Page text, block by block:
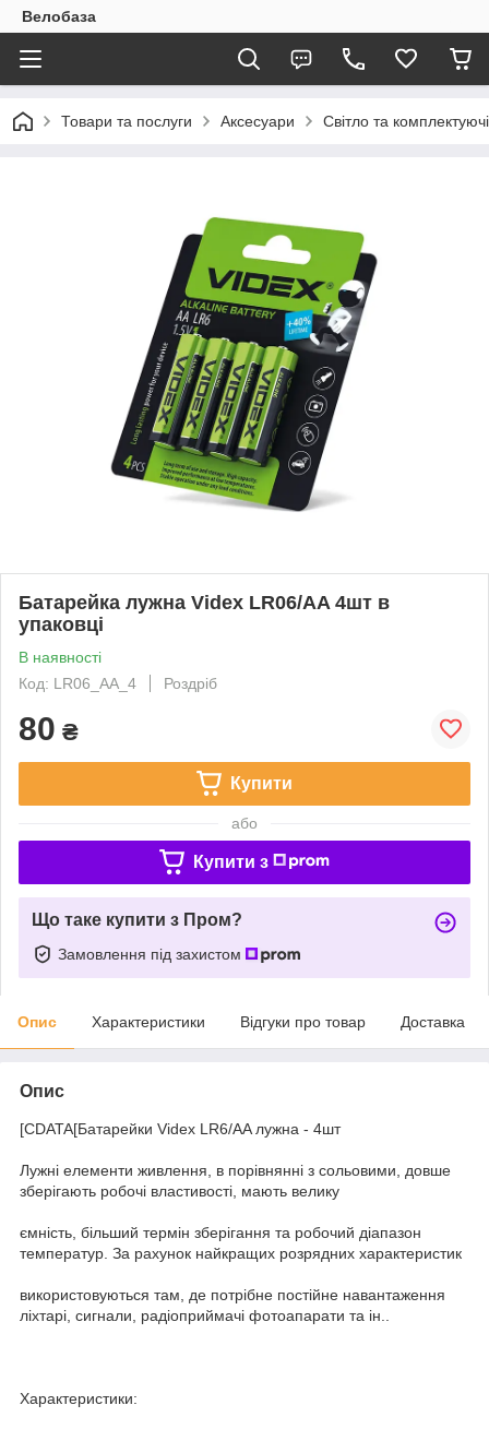
Велобаза
Товари та послуги Аксесуари Світло та комплектуючі
Батарейка лужна Videx LR06/AA 4шт в
упаковці
В наявності
Код: LR06_AA_4
Роздріб
80 ₴
Купити
або
Купити з
Що таке купити з Пром?
Замовлення під захистом
Опис Характеристики Відгуки про товар Доставка
Опис
[CDATA[Батарейки Videx LR6/AA лужна - 4шт
Лужні елементи живлення, в порівнянні з сольовими, довше
зберігають робочі властивості, мають велику
ємність, більший термін зберігання та робочий діапазон
температур. За рахунок найкращих розрядних характеристик
використовуються там, де потрібне постійне навантаження
ліхтарі, сигнали, радіоприймачі фотоапарати та ін..
Характеристики: